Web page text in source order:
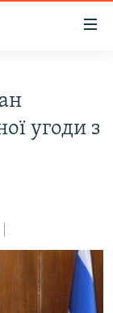
угоди з